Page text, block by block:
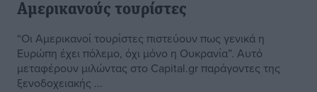
Αμερικανούς τουρίστες
“Οι Αμερικανοί τουρίστες πιστεύουν πως γενικά η
Ευρώπη έχει πόλεμο, όχι μόνο η Ουκρανία”. Αυτό
μεταφέρουν μιλώντας στο Capital.gr παράγοντες της
ξενοδοχειακής ...